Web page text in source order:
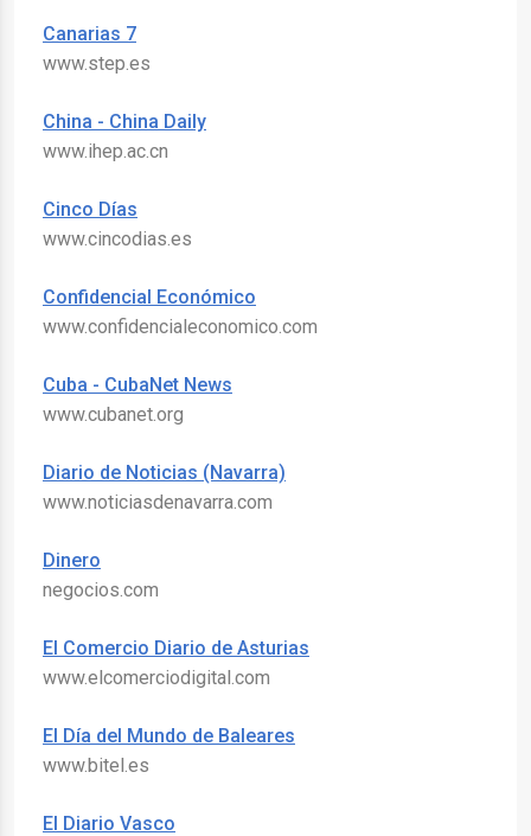
Canarias 7
www.step.es
China - China Daily
www.ihep.ac.cn
Cinco Días
www.cincodias.es
Confidencial Económico
www.confidencialeconomico.com
Cuba - CubaNet News
www.cubanet.org
Diario de Noticias (Navarra)
www.noticiasdenavarra.com
Dinero
negocios.com
El Comercio Diario de Asturias
www.elcomerciodigital.com
El Día del Mundo de Baleares
www.bitel.es
El Diario Vasco